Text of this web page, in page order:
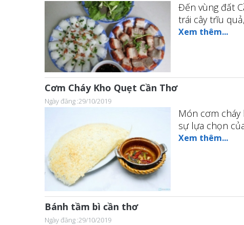
Đến vùng đất
trái cây trĩu
Xem thêm...
Cơm Cháy Kho Quẹt Cần Thơ
Ngày đăng :29/10/2019
Món cơm
sự lựa chọn
Xem thêm...
Bánh tầm bì cần thơ
Ngày đăng :29/10/2019